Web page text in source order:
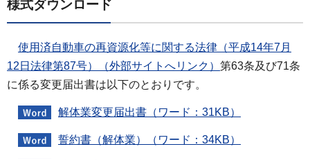
様式ダウンロード
使用済自動車の再資源化等に関する法律（平成14年7月
12日法律第87号）（外部サイトへリンク） 第63条及び71条
に係る変更届出書は以下のとおりです。
解体業変更届出書（ワード：31KB）
誓約書（解体業）（ワード：34KB）